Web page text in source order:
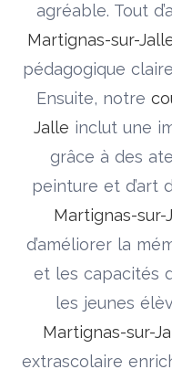
agréable. Tout
Martignas-sur-
pédagogique
Ensuite, notre
Jalle inclut une
grâce à des
peinture et d’art
Martignas-sur-
d’améliorer la
et les capacités
les jeunes
Martignas-sur-
extrascolaire